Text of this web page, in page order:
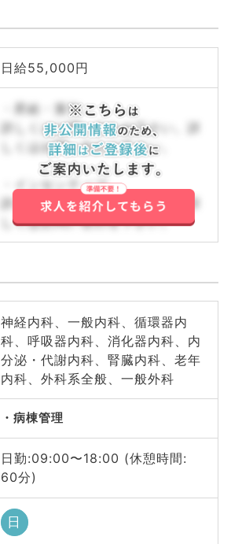
日給55,000円
・昇給・賞与
詳しくはお問い合わせ下さい。詳
しくはお問い合わせ下さい。
・インセンティブ
詳しくはお問い合わせ下さい。詳
しくはお問い合わせ下さい。
神経内科、一般内科、循環器内
科、呼吸器内科、消化器内科、内
分泌・代謝内科、腎臓内科、老年
内科、外科系全般、一般外科
病棟管理
日勤:09:00〜18:00 (休憩時間:
60分)
日